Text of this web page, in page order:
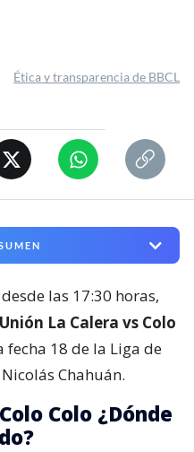
Ética y transparencia de BBCL
desde las 17:30 horas,
Unión La Calera vs Colo
18 de la Liga de
Chahuán.
Colo ¿Dónde